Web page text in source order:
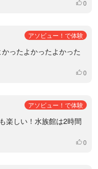
いいね
0
アソビュー！で体験
ったよかったよかった
いいね
0
アソビュー！で体験
楽しい！水族館は2時間
いいね
0